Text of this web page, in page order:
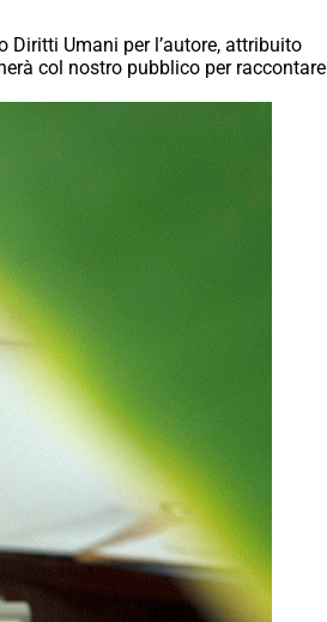
Diritti Umani per l’autore, attribuito
col nostro pubblico per raccontare